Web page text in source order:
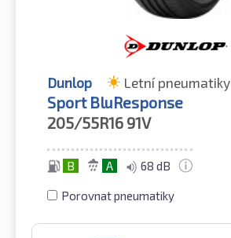
Dunlop Letní pneumatiky
Sport BluResponse
205/55R16 91V
B A 68 dB
Porovnat pneumatiky